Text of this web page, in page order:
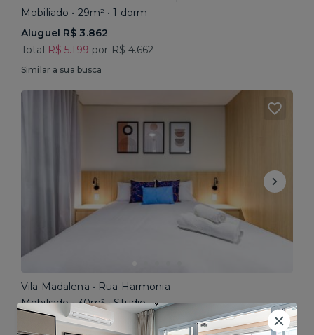
Mobiliado • 29m² • 1 dorm
Aluguel R$ 3.862
Total R$ 5.199por R$ 4.662
Similar a sua busca
Vila Madalena • Rua Harmonia
Mobiliado • 30m² • Studio
Aluguel R$ 5.200